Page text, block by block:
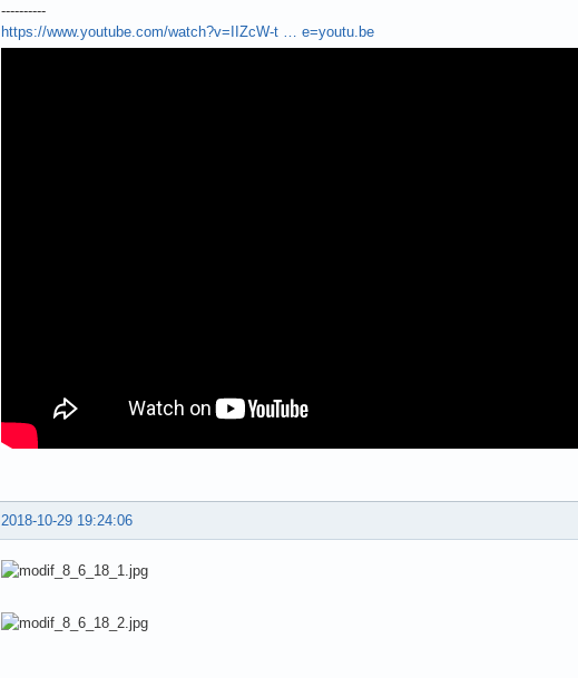
----------
https://www.youtube.com/watch?v=IIZcW-t … e=youtu.be
2018-10-29 19:24:06